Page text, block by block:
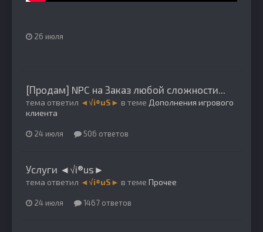
26 июля
[Продам] NPC на Заказ любой сложности...
тема ответил ◄√i®uS► в теме Дополнения игрового
клиента
24 июля 506 ответов
Услуги ◄√i®us►
тема ответил ◄√i®uS► в теме Прочее
24 июля 1467 ответов